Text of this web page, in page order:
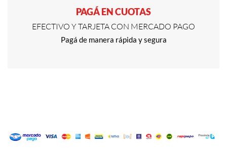
PAGÁ EN CUOTAS
EFECTIVO Y TARJETA CON MERCADO PAGO
Pagá de manera rápida y segura